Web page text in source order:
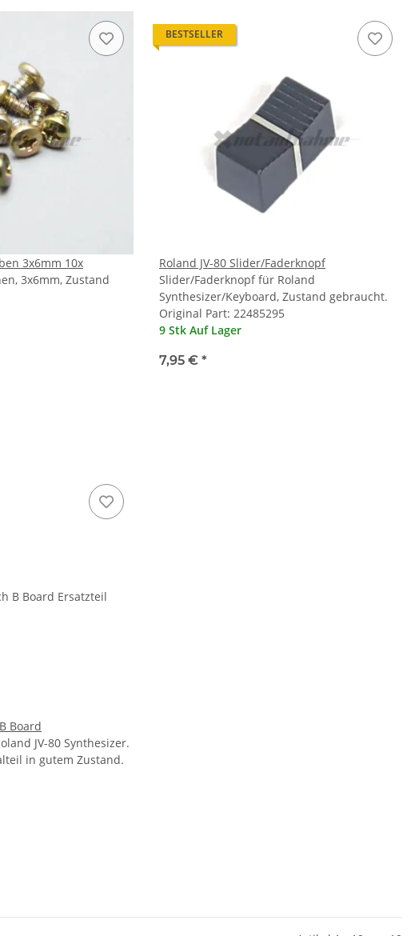
3x6mm 10x
3x6mm, Zustand
BESTSELLER
Roland JV-80 Slider/Faderknopf
Slider/Faderknopf für Roland
Synthesizer/Keyboard, Zustand gebraucht.
Original Part: 22485295
9 Stk Auf Lager
7,95 € *
Board
JV-80 Synthesizer.
in gutem Zustand.